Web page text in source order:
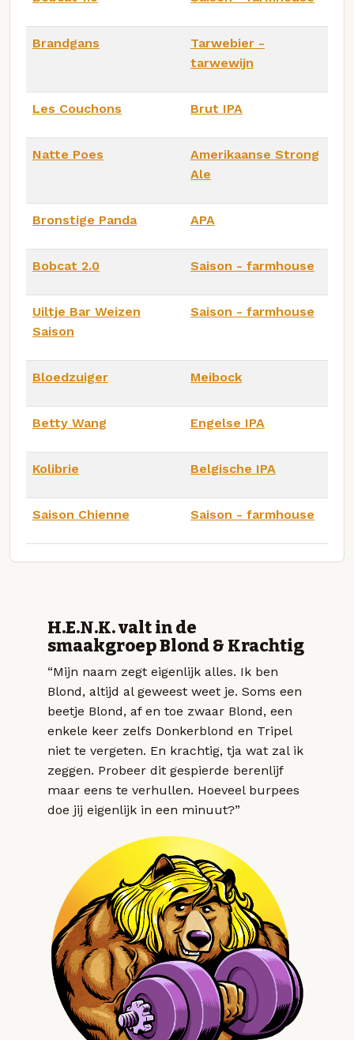
Brandgans
Tarwebier -
tarwewijn
Les Couchons Brut IPA
Natte Poes
Amerikaanse Strong
Ale
Bronstige Panda APA
Bobcat 2.0 Saison - farmhouse
Uiltje Bar Weizen
Saison
Saison - farmhouse
Bloedzuiger Meibock
Betty Wang Engelse IPA
Kolibrie Belgische IPA
Saison Chienne Saison - farmhouse
H.E.N.K. valt in de
smaakgroep Blond & Krachtig
“Mijn naam zegt eigenlijk alles. Ik ben
Blond, altijd al geweest weet je. Soms een
beetje Blond, af en toe zwaar Blond, een
enkele keer zelfs Donkerblond en Tripel
niet te vergeten. En krachtig, tja wat zal ik
zeggen. Probeer dit gespierde berenlijf
maar eens te verhullen. Hoeveel burpees
doe jij eigenlijk in een minuut?”